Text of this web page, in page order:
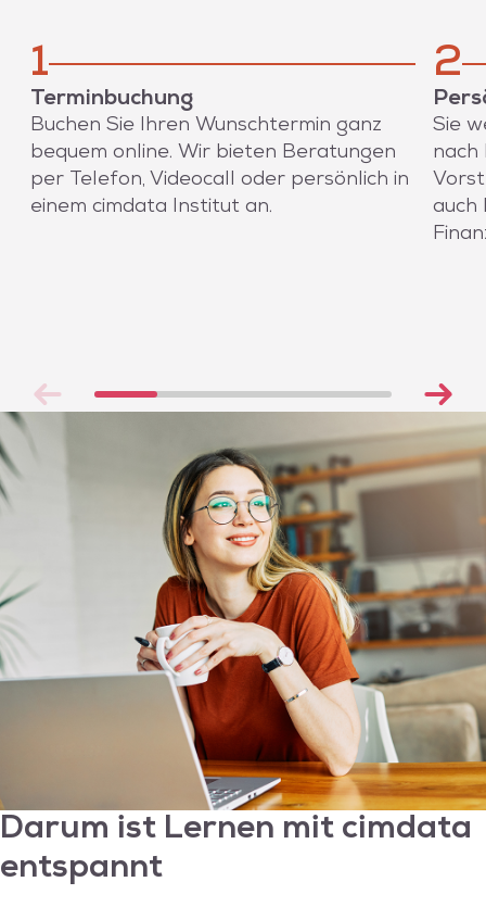
1
Terminbuchung
Buchen Sie Ihren Wunschtermin ganz
bequem online. Wir bieten Beratungen
per Telefon, Videocall oder persönlich in
einem cimdata Institut an.
2
Sie
nach
auch
Darum ist Lernen mit cimdata
entspannt